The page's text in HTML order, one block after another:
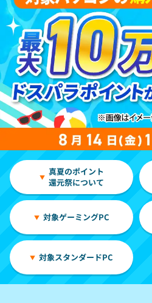
真夏のポイント
還元祭について
対象ゲーミングPC
対象スタンダードPC